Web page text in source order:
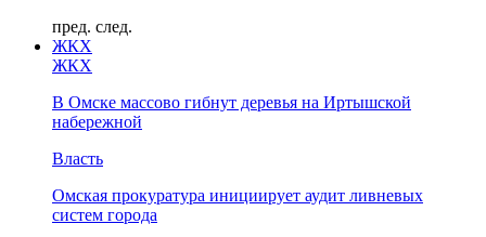
пред. след.
ЖКХ
ЖКХ
В Омске массово гибнут деревья на Иртышской
набережной
Власть
Омская прокуратура инициирует аудит ливневых
систем города